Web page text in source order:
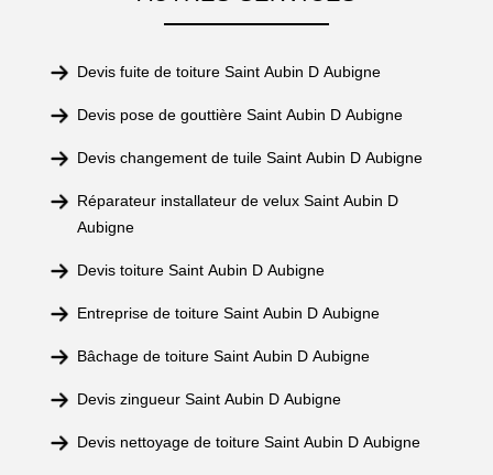
Devis fuite de toiture Saint Aubin D Aubigne
Devis pose de gouttière Saint Aubin D Aubigne
Devis changement de tuile Saint Aubin D Aubigne
Réparateur installateur de velux Saint Aubin D
Aubigne
Devis toiture Saint Aubin D Aubigne
Entreprise de toiture Saint Aubin D Aubigne
Bâchage de toiture Saint Aubin D Aubigne
Devis zingueur Saint Aubin D Aubigne
Devis nettoyage de toiture Saint Aubin D Aubigne